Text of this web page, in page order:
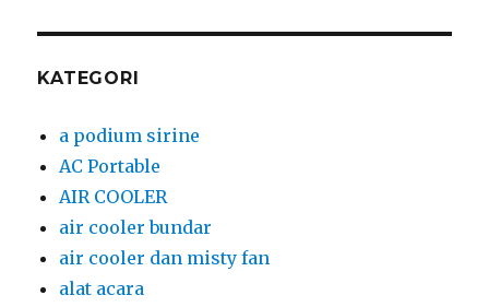
KATEGORI
a podium sirine
AC Portable
AIR COOLER
air cooler bundar
air cooler dan misty fan
alat acara